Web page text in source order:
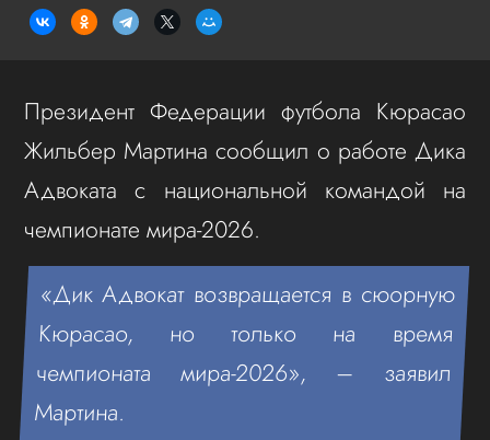
Президент Федерации футбола Кюрасао
Жильбер Мартина сообщил о работе Дика
Адвоката с национальной командой на
чемпионате мира-2026.
«Дик Адвокат возвращается в сюорную
Кюрасао, но только на время
чемпионата мира-2026», – заявил
Мартина.